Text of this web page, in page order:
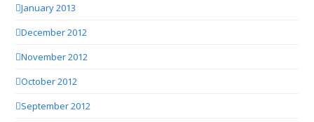
January 2013
December 2012
November 2012
October 2012
September 2012